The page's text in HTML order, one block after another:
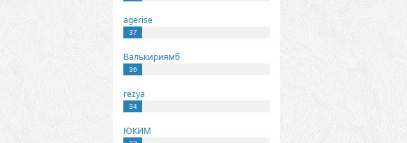
agerise
37
Валькириямб
36
rezya
34
ЮКИМ